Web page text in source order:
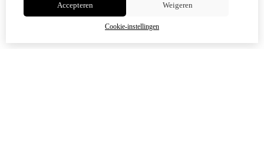
Accepteren Weigeren
Cookie-instellingen